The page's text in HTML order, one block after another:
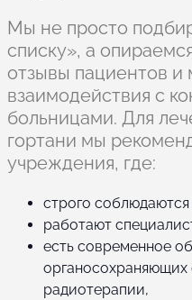
Мы не просто
списку», а
отзывы пациентов и
взаимодействия с
больницами. Для
гортани мы
учреждения, где:
строго
работают
есть современное
органосохраняющих
радиотерапии,